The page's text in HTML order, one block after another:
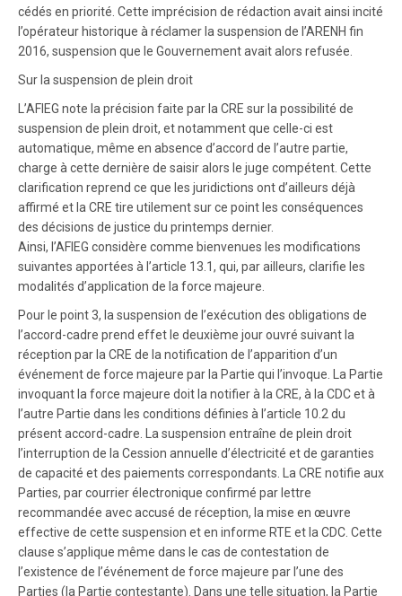
cédés en priorité. Cette imprécision de rédaction avait ainsi incité
l’opérateur historique à réclamer la suspension de l’ARENH fin
2016, suspension que le Gouvernement avait alors refusée.
Sur la suspension de plein droit
L’AFIEG note la précision faite par la CRE sur la possibilité de
suspension de plein droit, et notamment que celle-ci est
automatique, même en absence d’accord de l’autre partie,
charge à cette dernière de saisir alors le juge compétent. Cette
clarification reprend ce que les juridictions ont d’ailleurs déjà
affirmé et la CRE tire utilement sur ce point les conséquences
des décisions de justice du printemps dernier.
Ainsi, l’AFIEG considère comme bienvenues les modifications
suivantes apportées à l’article 13.1, qui, par ailleurs, clarifie les
modalités d’application de la force majeure.
Pour le point 3, la suspension de l’exécution des obligations de
l’accord-cadre prend effet le deuxième jour ouvré suivant la
réception par la CRE de la notification de l’apparition d’un
événement de force majeure par la Partie qui l’invoque. La Partie
invoquant la force majeure doit la notifier à la CRE, à la CDC et à
l’autre Partie dans les conditions définies à l’article 10.2 du
présent accord-cadre. La suspension entraîne de plein droit
l’interruption de la Cession annuelle d’électricité et de garanties
de capacité et des paiements correspondants. La CRE notifie aux
Parties, par courrier électronique confirmé par lettre
recommandée avec accusé de réception, la mise en œuvre
effective de cette suspension et en informe RTE et la CDC. Cette
clause s’applique même dans le cas de contestation de
l’existence de l’événement de force majeure par l’une des
Parties (la Partie contestante). Dans une telle situation, la Partie